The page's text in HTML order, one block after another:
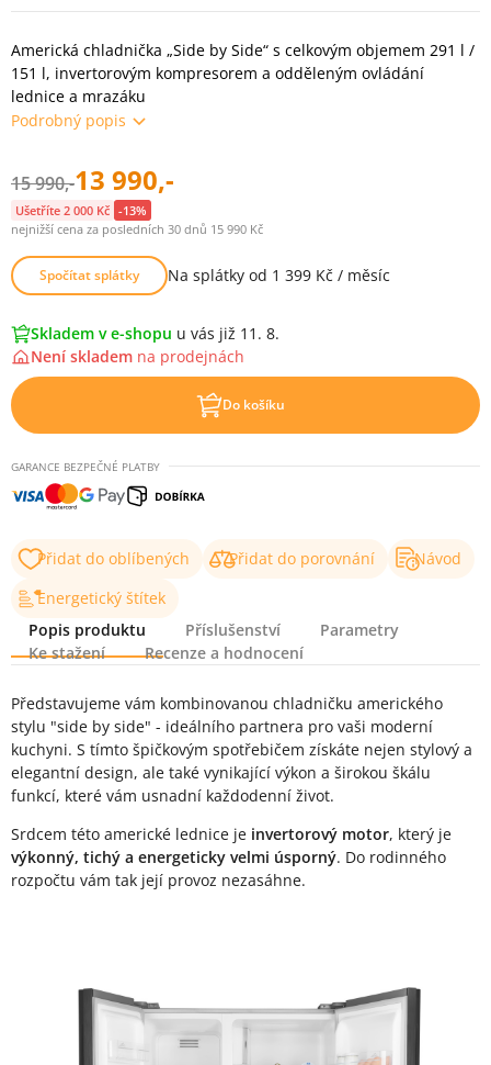
Americká chladnička „Side by Side“ s celkovým objemem 291 l /
151 l, invertorovým kompresorem a odděleným ovládání
lednice a mrazáku
Podrobný popis
15 990,-13 990,-
Ušetříte 2 000 Kč -13%
nejnižší cena za posledních 30 dnů 15 990 Kč
Spočítat splátky Na splátky od 1 399 Kč / měsíc
Skladem v e-shopu u vás již 11. 8.
Není skladem na prodejnách
Do košíku
GARANCE BEZPEČNÉ PLATBY
Přidat do oblíbených Přidat do porovnání
Návod
Energetický štítek
Popis produktu
Příslušenství
Parametry
Ke stažení
Recenze a hodnocení
Popis produktu
Představujeme vám kombinovanou chladničku amerického
stylu "side by side" - ideálního partnera pro vaši moderní
kuchyni. S tímto špičkovým spotřebičem získáte nejen stylový a
elegantní design, ale také vynikající výkon a širokou škálu
funkcí, které vám usnadní každodenní život.
Srdcem této americké lednice je invertorový motor, který je
výkonný, tichý a energeticky velmi úsporný. Do rodinného
rozpočtu vám tak její provoz nezasáhne.